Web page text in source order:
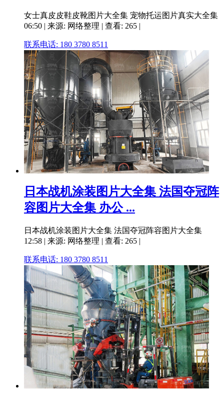
女士真皮皮鞋皮靴图片大全集 宠物托运图片真实大全集
06:50 | 来源: 网络整理 | 查看: 265 |
联系电话: 180 3780 8511
日本战机涂装图片大全集 法国夺冠阵
容图片大全集 办公 ...
日本战机涂装图片大全集 法国夺冠阵容图片大全集
12:58 | 来源: 网络整理 | 查看: 265 |
联系电话: 180 3780 8511